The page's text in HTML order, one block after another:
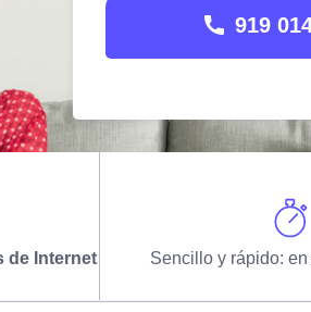
919
de Internet Sencillo y rápido: